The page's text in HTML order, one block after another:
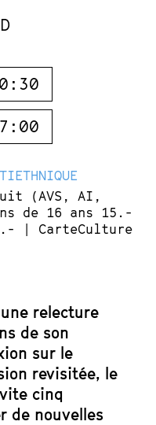
(AVS, AI,
de 16 ans 15.-
| CarteCulture
relecture
de son
sur le
revisitée, le
cinq
de nouvelles